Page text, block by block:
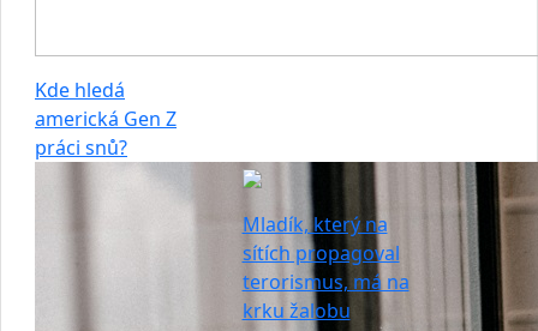
Kde hledá
americká Gen Z
práci snů?
Mladík, který na
sítích propagoval
terorismus, má na
krku žalobu